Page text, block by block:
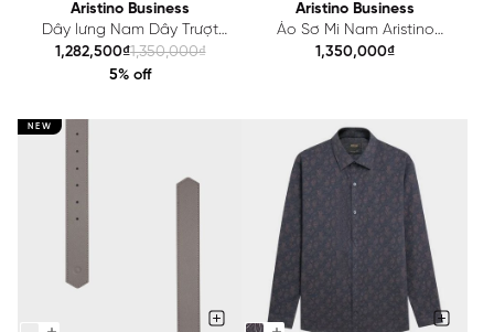
Aristino Business
Dây lưng Nam Dây Trượt
Aristino Business 1LE0240Z
1,282,500₫1,350,000₫
5% off
Aristino Business
Áo Sơ Mi Nam Aristino
Business Regular Fit
1,350,000₫
NEW